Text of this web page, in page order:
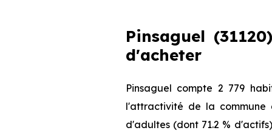
Pinsaguel
d'acheter
Pinsaguel compte 2 779
l'attractivité de la commune
d'adultes (dont 71.2 %